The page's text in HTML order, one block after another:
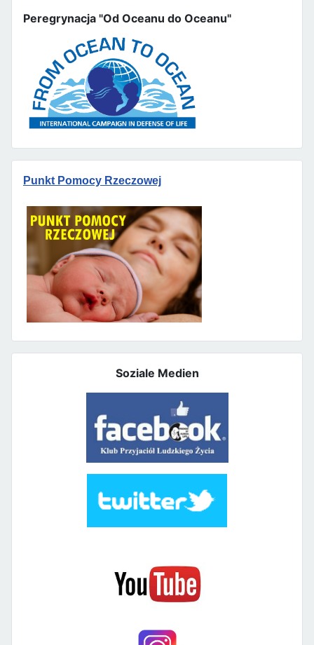
Peregrynacja "Od Oceanu do Oceanu"
Punkt Pomocy Rzeczowej
Soziale Medien